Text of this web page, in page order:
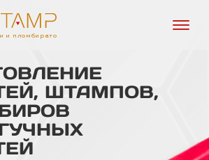
и пломбираторы
ШТАМПОВ,